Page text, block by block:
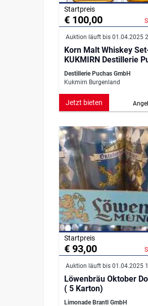
Startpreis
€ 100,00
Auktion läuft bis 01.04.2025
Korn Malt Whiskey
KUKMIRN Destillerie
4Destillerie Puchas GmbH
Kukmirn Burgenland
Jetzt bieten
Startpreis
€ 93,00
Auktion läuft bis 01.04.2025
Löwenbräu Oktober
( 5 Karton)
Limonade Brantl GmbH